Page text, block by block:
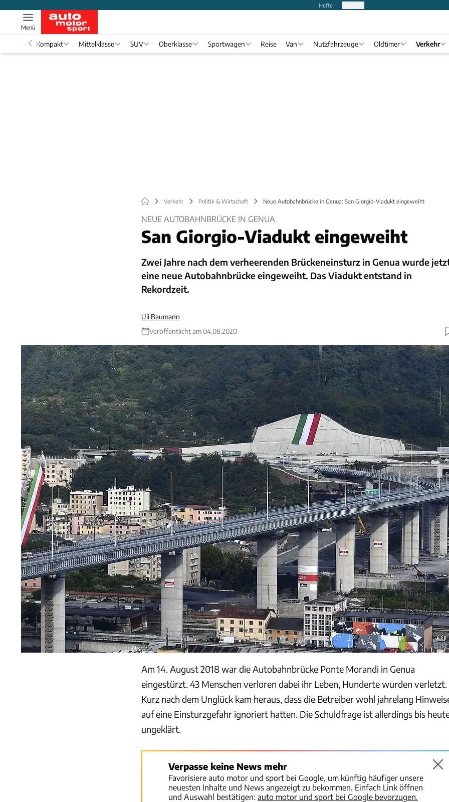
Hefte
Menü
Kompakt Mittelklasse SUV Oberklasse Sportwagen Reise Van Nutzfahrzeuge Oldtimer Verkehr
Verkehr Politik & Wirtschaft Neue Autobahnbrücke in Genua: San Giorgio-Viadukt eingeweiht
NEUE AUTOBAHNBRÜCKE IN GENUA
San Giorgio-Viadukt eingeweiht
Zwei Jahre nach dem verheerenden Brückeneinsturz in Genua wurde
eine neue Autobahnbrücke eingeweiht. Das Viadukt entstand in
Rekordzeit.
Uli Baumann
Veröffentlicht am 04.08.2020
Am 14. August 2018 war die Autobahnbrücke Ponte Morandi in Genua
eingestürzt. 43 Menschen verloren dabei ihr Leben, Hunderte wurden verletzt.
Kurz nach dem Unglück kam heraus, dass die Betreiber wohl jahrelang
auf eine Einsturzgefahr ignoriert hatten. Die Schuldfrage ist allerdings bis
ungeklärt.
Verpasse keine News mehr
Favorisiere auto motor und sport bei Google, um künftig häufiger unsere
neuesten Inhalte und News angezeigt zu bekommen. Einfach Link öffnen
und Auswahl bestätigen: auto motor und sport bei Google bevorzugen.